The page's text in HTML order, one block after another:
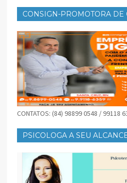
CONSIGN-PROMOTORA DE
CONTATOS: (84) 98899 0548 / 99118
PSICOLOGA A SEU